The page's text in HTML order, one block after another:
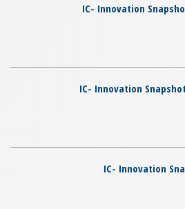
IC- Innovation
IC- Innovation
IC- Innovation